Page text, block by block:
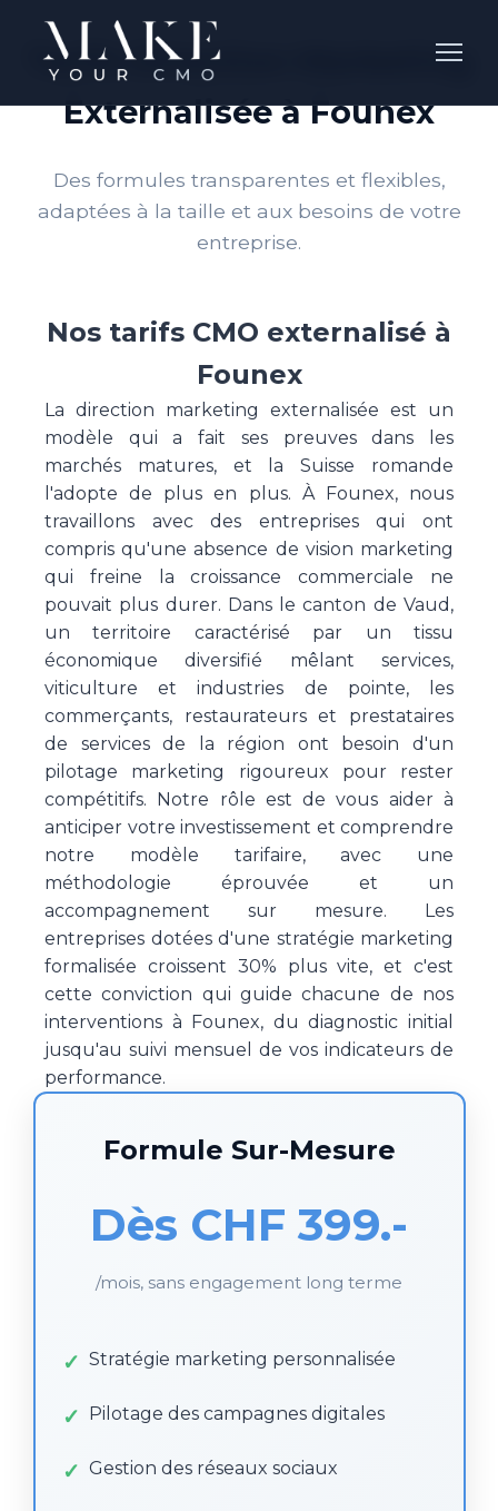
Tarifs Direction Marketing
Externalisée à Founex
Des formules transparentes et flexibles,
adaptées à la taille et aux besoins de votre
entreprise.
Nos tarifs CMO externalisé à
Founex
La direction marketing externalisée est un
modèle qui a fait ses preuves dans les
marchés matures, et la Suisse romande
l'adopte de plus en plus. À Founex, nous
travaillons avec des entreprises qui ont
compris qu'une absence de vision marketing
qui freine la croissance commerciale ne
pouvait plus durer. Dans le canton de Vaud,
un territoire caractérisé par un tissu
économique diversifié mêlant services,
viticulture et industries de pointe, les
commerçants, restaurateurs et prestataires
de services de la région ont besoin d'un
pilotage marketing rigoureux pour rester
compétitifs. Notre rôle est de vous aider à
anticiper votre investissement et comprendre
notre modèle tarifaire, avec une
méthodologie éprouvée et un
accompagnement sur mesure. Les
entreprises dotées d'une stratégie marketing
formalisée croissent 30% plus vite, et c'est
cette conviction qui guide chacune de nos
interventions à Founex, du diagnostic initial
jusqu'au suivi mensuel de vos indicateurs de
performance.
Formule Sur-Mesure
Dès CHF 399.-
/mois, sans engagement long terme
Stratégie marketing personnalisée
Pilotage des campagnes digitales
Gestion des réseaux sociaux